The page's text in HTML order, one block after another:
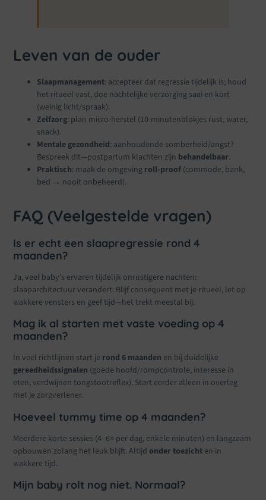
Leven van de ouder
Slaapmanagement: accepteer dat regressie tijdelijk is; houd
het ritueel vast, doe nachtelijke verzorging saai en kort
(weinig licht/spraak).
Zelfzorg: plan micro-herstel (10-minutenblokjes rust, water,
snack).
Mentale gezondheid: aanhoudende somberheid/angst?
Bespreek dit—postpartum klachten zijn behandelbaar.
Praktisch: maak de omgeving roll-proof (commode, bank,
bed → nooit onbeheerd).
FAQ (Veelgestelde vragen)
Is er echt een slaapregressie rond 4
maanden?
Ja, veel baby’s ervaren tijdelijk onrustigere nachten:
slaaparchitectuur verandert. Blijf consequent met je ritueel, let op
wakkere vensters en geef tijd—het trekt meestal bij.
Mag ik al starten met vaste voeding op 4
maanden?
In veel richtlijnen start je rond 6 maanden en bij duidelijke
gereedheidssignalen (goede hoofd/rompcontrole, interesse in
eten, verdwijnen tongstootreflex). Start eerder alleen in overleg
met je zorgverlener.
Hoeveel tummy time op 4 maanden?
Meerdere korte sessies (4–6× per dag, enkele minuten) en langzaam
opbouwen zolang het leuk blijft. Altijd onder toezicht en in
wakkere tijd.
Mijn baby rolt nog niet. Normaal?